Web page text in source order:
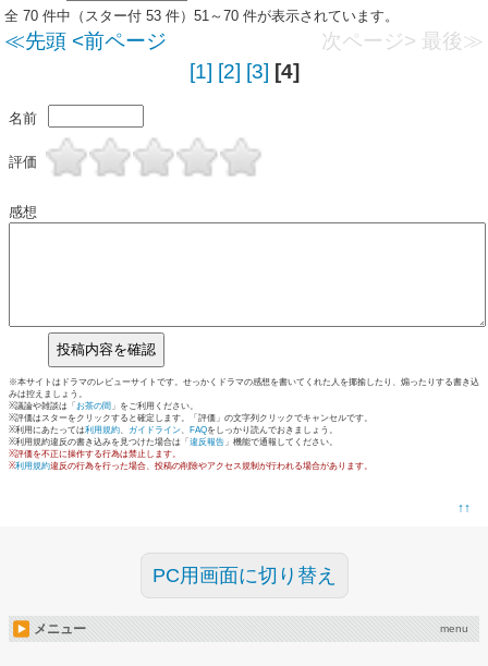
全 70 件中（スター付 53 件）51～70 件が表示されています。
≪先頭 <前ページ 次ページ> 最後≫
[1] [2] [3] [4]
名前
評価
感想
※本サイトはドラマのレビューサイトです。せっかくドラマの感想を書いてくれた人を揶揄したり、煽ったりする書き込
みは控えましょう。
※議論や雑談は「 お茶の間 」をご利用ください。
※評価はスターをクリックすると確定します。「評価」の文字列クリックでキャンセルです。
※利用にあたっては利用規約、 ガイドライン、 FAQをしっかり読んでおきましょう。
※利用規約違反の書き込みを見つけた場合は「 違反報告 」機能で通報してください。
※評価を不正に操作する行為は禁止します。
※利用規約違反の行為を行った場合、投稿の削除やアクセス規制が行われる場合があります。
↑↑
PC用画面に切り替え
メニュー menu